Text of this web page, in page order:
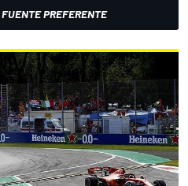
PREFERENTE